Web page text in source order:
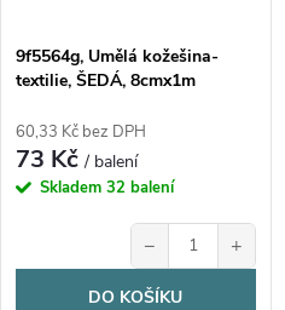
9f5564g, Umělá kožešina-
textilie, ŠEDÁ, 8cmx1m
60,33 Kč bez DPH
73 Kč/ balení
Skladem 32 balení
− +
DO KOŠÍKU